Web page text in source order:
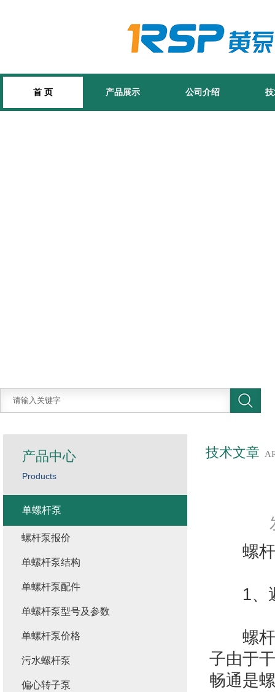
首 页 产品展示 公司介绍
技术文章
螺杆
1、避
螺杆
子由于
畅通是
产品中心
Products
单螺杆泵
螺杆泵报价
单螺杆泵结构
单螺杆泵配件
单螺杆泵型号及参数
单螺杆泵价格
污水螺杆泵
偏心转子泵